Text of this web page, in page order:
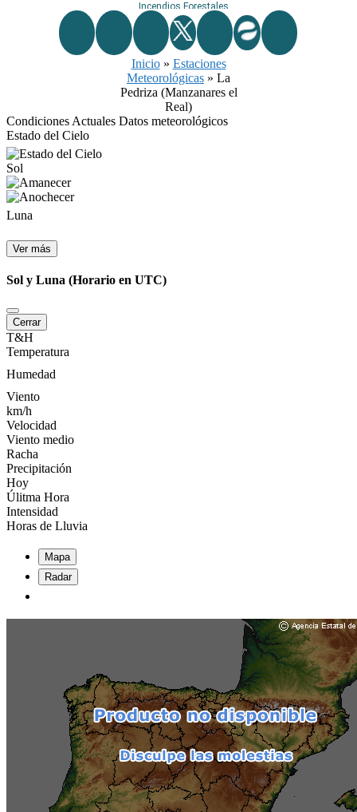
Incendios Forestales
Naturaleza
Ríos
Rutas De Montaña
Terremotos
Inicio» Estaciones
Meteorológicas » La
Pedriza (Manzanares el
Real)
Condiciones Actuales Datos meteorológicos
Estado del Cielo
Sol
Luna
Ver más
Sol y Luna (Horario en UTC)
Cerrar
T&H
Temperatura
Humedad
Viento
km/h
Velocidad
Viento medio
Racha
Precipitación
Hoy
Úlitma Hora
Intensidad
Horas de Lluvia
Mapa
Radar